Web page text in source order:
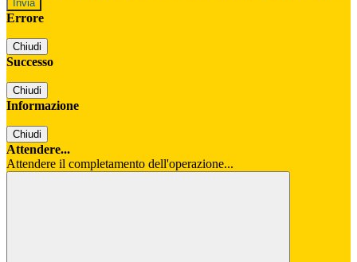
Errore
Chiudi
Successo
Chiudi
Informazione
Chiudi
Attendere...
Attendere il completamento dell'operazione...